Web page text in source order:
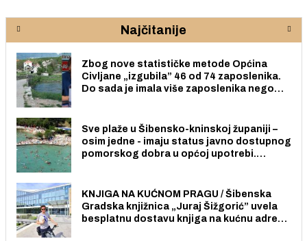
lokalne zajednice
Najčitanije
Zbog nove statističke metode Općina
Civljane „izgubila” 46 od 74 zaposlenika.
Do sada je imala više zaposlenika nego
Sve plaže u Šibensko-kninskoj županiji –
osim jedne - imaju status javno dostupnog
pomorskog dobra u općoj upotrebi.
KNJIGA NA KUĆNOM PRAGU / Šibenska
Gradska knjižnica „Juraj Šižgorić” uvela
besplatnu dostavu knjiga na kućnu adresu